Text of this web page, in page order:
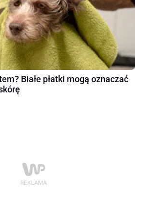
Białe płatki mogą oznaczać